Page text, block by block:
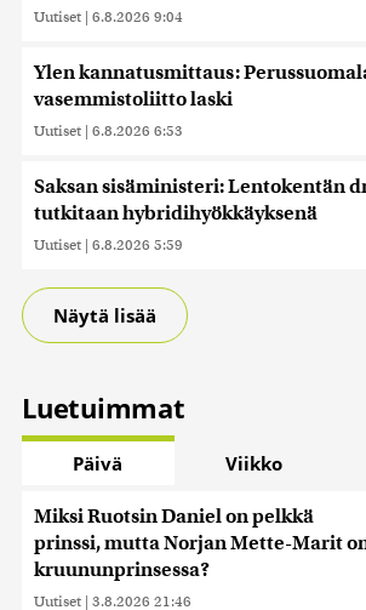
Uutiset | 6.8.2026 9:04
Ylen kannatusmittaus:
vasemmistoliitto laski
Uutiset | 6.8.2026 6:53
Saksan sisäministeri: Lentokentän
tutkitaan hybridihyökkäyksenä
Uutiset | 6.8.2026 5:59
Näytä lisää
Luetuimmat
Päivä Viikko
Miksi Ruotsin Daniel on pelkkä
prinssi, mutta Norjan Mette-Marit
kruununprinsessa?
Uutiset | 3.8.2026 21:46